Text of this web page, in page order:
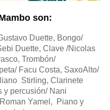
son:
Duette, Bongo/
Duette, Clave /Nicolas
Trombón/
Facu Costa, SaxoAlto/
Stirling, Clarinete
y percusión/ Nani
Yamel, Piano y